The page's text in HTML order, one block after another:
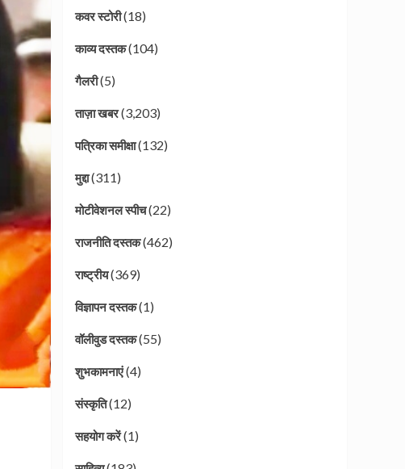
कवर स्टोरी(18)
काव्य दस्तक(104)
गैलरी(5)
ताज़ा खबर(3,203)
पत्रिका समीक्षा(132)
मुद्दा(311)
मोटीवेशनल स्पीच(22)
राजनीति दस्तक(462)
राष्ट्रीय(369)
विज्ञापन दस्तक(1)
वॉलीवुड दस्तक(55)
शुभकामनाएं(4)
संस्कृति(12)
सहयोग करें(1)